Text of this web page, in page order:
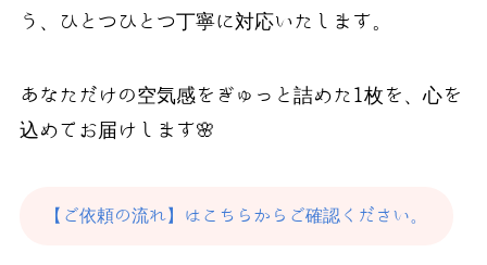
う、ひとつひとつ丁寧に対応いたします。
あなただけの空気感をぎゅっと詰めた1枚を、心を
込めてお届けします🌸
【ご依頼の流れ】はこちらからご確認ください。